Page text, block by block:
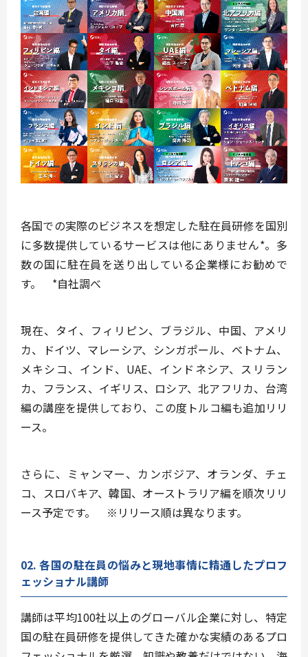
各国での実際のビジネスを想定した駐在員研修を国別
に多数提供しているサービスは他にありません*。多
数の国に駐在員を送り出している企業様にお勧めで
す。 *自社調べ
現在、 タイ、フィリピン、ブラジル、中国、アメリ
カ、ドイツ、マレーシア、シンガポール、ベトナム、
メキシコ、インド、UAE、インドネシア、スリラン
カ、フランス、イギリス、ロシア、北アフリカ、台湾
編の講座を提供しており、この度 トルコ編も追加リリ
ース。
さらに、 ミャンマー、カンボジア、オランダ、チェ
コ、スロバキア、韓国、オーストラリア編を順次リリ
ース予定です。 ※リリース順は異なります。
02. 各国の駐在員の悩みと現地事情に精通したプロフ
ェッショナル講師
講師は平均100社以上のグローバル企業に対し、 特定
国の駐在員研修を提供してきた確かな実績のあるプロ